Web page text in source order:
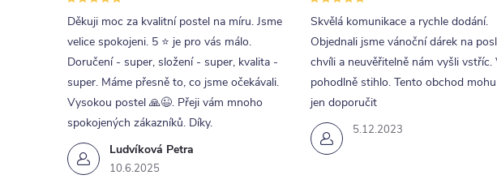
Ludvíková Petra
10.6.2025
Děkuji moc za kvalitní postel na míru. Jsme
velice spokojeni. 5 ⭐ je pro vás málo.
Doručení - super, složení - super, kvalita -
super. Máme přesně to, co jsme očekávali.
Vysokou postel 🙏😉. Přeji vám mnoho
spokojených zákazníků. Díky.
5.12.2023
Skvělá komunikace a rychle dodání.
Objednali jsme vánoční dárek na
chvíli a neuvěřitelně nám vyšli vstříc.
pohodlně stihlo. Tento obchod
jen doporučit